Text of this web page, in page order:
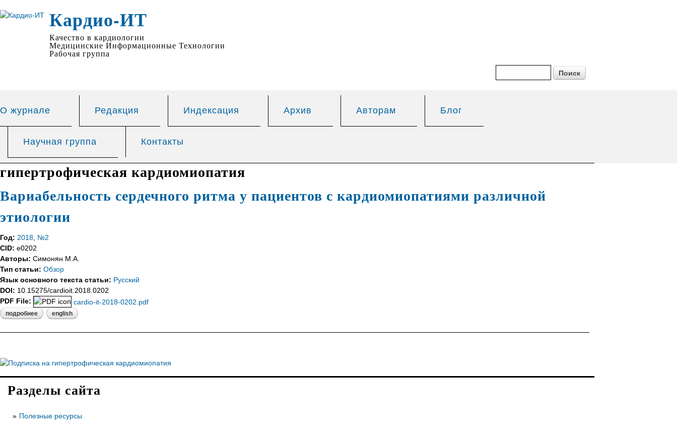
Кардио-ИТ
Качество в кардиологии
Медицинские Информационные Технологии
Рабочая группа
Форма поиска
О журнале Редакция Индексация Архив Авторам Блог
Научная группа Контакты
гипертрофическая кардиомиопатия
Вариабельность сердечного ритма у пациентов с кардиомиопатиями различной
этиологии
Год: 2018 №2
CID: e0202
Авторы: Симонян М.А.
Тип статьи: Обзор
Язык основного текста статьи: Русский
DOI: 10.15275/cardioit.2018.0202
PDF File:
cardio-it-2018-0202.pdf
подробнее о вариабельность сердечного ритма у пациентов с кардиомиопатиями различной этиологии
english
Разделы сайта
Полезные ресурсы